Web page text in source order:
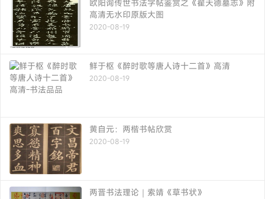
欧阳询传世书法字帖鉴赏之《翟天德墓志》附
高清无水印原版大图
2020-08-19
鲜于枢《醉时歌等唐人诗十二首》高清
2020-08-19
黄自元：两楷书帖欣赏
2020-08-19
两晋书法理论｜索靖《草书状》